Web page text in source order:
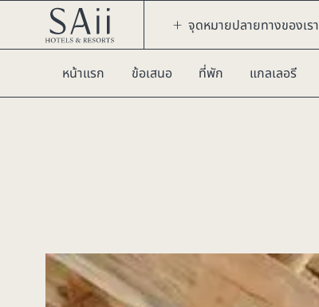
จุดหมายปลายทางของเรา
หน้าแรก ข้อเสนอ ที่พัก แกลเลอรี